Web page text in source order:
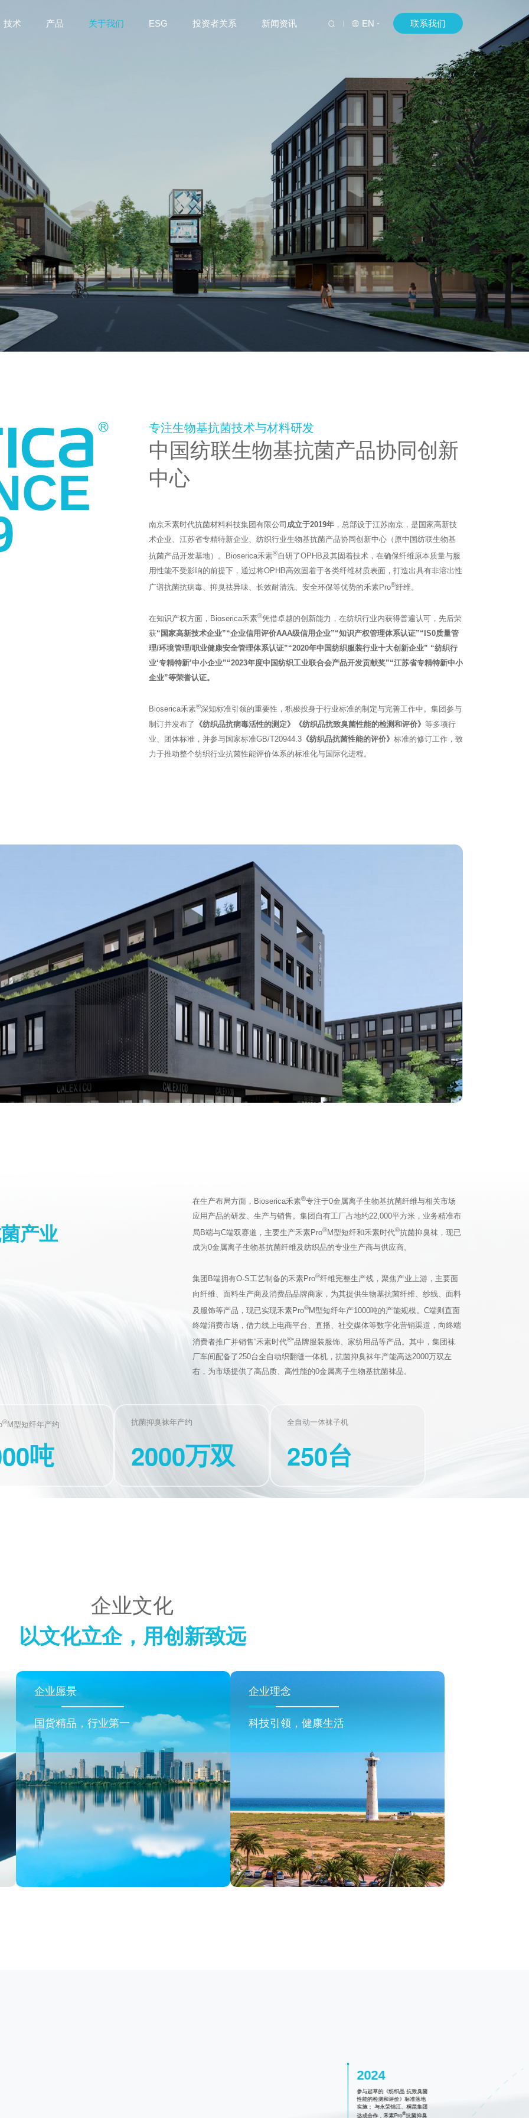
技术 产品 关于我们 ESG 投资者关系 新闻资讯 EN 联系我们
专注生物基抗菌技术与材料研发
中国纺联生物基抗菌产品协同创新
中心
南京禾素时代抗菌材料科技集团有限公司 成立于2019年 ，总部设于江苏南京，是国家高新技
术企业、江苏省专精特新企业、纺织行业生物基抗菌产品协同创新中心（原中国纺联生物基
抗菌产品开发基地）。Bioserica禾素®自研了OPHB及其固着技术，在确保纤维原本质量与服
用性能不受影响的前提下，通过将OPHB高效固着于各类纤维材质表面，打造出具有非溶出性
广谱抗菌抗病毒、抑臭祛异味、长效耐清洗、安全环保等优势的禾素Pro®纤维。
在知识产权方面，Bioserica禾素®凭借卓越的创新能力，在纺织行业内获得普遍认可，先后荣
获“国家高新技术企业”“企业信用评价AAA级信用企业”“知识产权管理体系认证”“IS0质量管
理/环境管理/职业健康安全管理体系认证”“2020年中国纺织服装行业十大创新企业” “纺织行
业‘专精特新’中小企业”“2023年度中国纺织工业联合会产品开发贡献奖”“江苏省专精特新中小
企业”等荣誉认证。
Bioserica禾素®深知标准引领的重要性，积极投身于行业标准的制定与完善工作中。集团参与
制订并发布了
《纺织品抗病毒活性的测定》《纺织品抗致臭菌性能的检测和评价》 等多项行
业、团体标准，并参与国家标准GB/T20944.3 《纺织品抗菌性能的评价》 标准的修订工作，致
力于推动整个纺织行业抗菌性能评价体系的标准化与国际化进程。
产业
在生产布局方面，Bioserica禾素®专注于0金属离子生物基抗菌纤维与相关市场
应用产品的研发、生产与销售。集团自有工厂占地约22,000平方米，业务精准布
局B端与C端双赛道，主要生产禾素Pro®M型短纤和禾素时代®抗菌抑臭袜，现已
成为0金属离子生物基抗菌纤维及纺织品的专业生产商与供应商。
集团B端拥有O-S工艺制备的禾素Pro®纤维完整生产线，聚焦产业上游，主要面
向纤维、面料生产商及消费品品牌商家，为其提供生物基抗菌纤维、纱线、面料
及服饰等产品，现已实现禾素Pro®M型短纤年产1000吨的产能规模。C端则直面
终端消费市场，借力线上电商平台、直播、社交媒体等数字化营销渠道，向终端
消费者推广并销售“禾素时代®”品牌服装服饰、家纺用品等产品。其中，集团袜
厂车间配备了250台全自动织翻缝一体机，抗菌抑臭袜年产能高达2000万双左
右，为市场提供了高品质、高性能的0金属离子生物基抗菌袜品。
®M型短纤年产约
00吨
抗菌抑臭袜年产约
2000万双
全自动一体袜子机
250台
企业文化
以文化立企，用创新致远
企业愿景
国货精品，行业第一
企业理念
科技引领，健康生活
2024
参与起草的《纺织品 抗致臭菌
性能的检测和评价》标准落地
实施； 与永荣锦江、桐昆集团
达成合作，禾素Pro®抗菌抑臭